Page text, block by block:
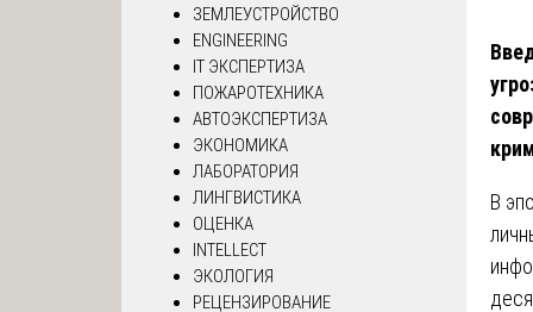
В
ЗЕМЛЕУСТРОЙСТВО
ENGINEERING
IT ЭКСПЕРТИЗА
ПОЖАРОТЕХНИКА
АВТОЭКСПЕРТИЗА
ЭКОНОМИКА
ЛАБОРАТОРИЯ
ЛИНГВИСТИКА
ОЦЕНКА
INTELLECT
ЭКОЛОГИЯ
РЕЦЕНЗИРОВАНИЕ